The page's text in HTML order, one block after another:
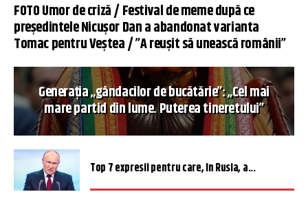
FOTO Umor de criză / Festival de meme după ce
președintele Nicușor Dan a abandonat varianta
Tomac pentru Veștea / ”A reușit să unească românii”
Generația „gândacilor de bucătărie”: „Cel mai
mare partid din lume. Puterea tineretului”
Top 7 expresii pentru care, în Rusia, a...